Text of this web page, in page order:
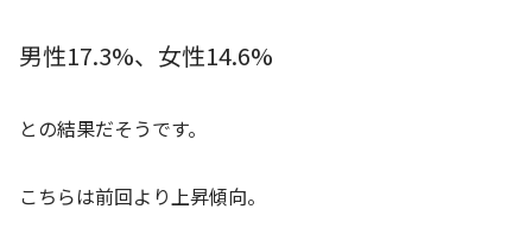
男性17.3%、女性14.6%
との結果だそうです。
こちらは前回より上昇傾向。